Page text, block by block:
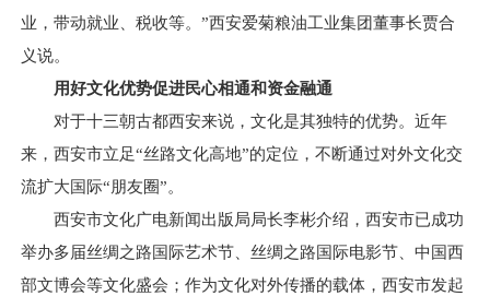
业，带动就业、税收等。”西安爱菊粮油工业集团董事长贾合
义说。
用好文化优势促进民心相通和资金融通
对于十三朝古都西安来说，文化是其独特的优势。近年
来，西安市立足“丝路文化高地”的定位，不断通过对外文化交
流扩大国际“朋友圈”。
西安市文化广电新闻出版局局长李彬介绍，西安市已成功
举办多届丝绸之路国际艺术节、丝绸之路国际电影节、中国西
部文博会等文化盛会；作为文化对外传播的载体，西安市发起